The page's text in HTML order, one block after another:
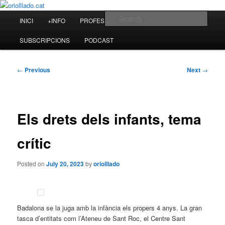
Skip
primary
contentoriolllado.cat
INICI +INFO PROFESSIONAL
SUBSCRIPCIONS PODCAST
Post
← Previous Next →
Els drets dels infants, tema
crític
Posted onJuly 20, 2023byoriolllado
Badalona se la juga amb la infància els propers 4 anys. La gran
tasca d’entitats com l’Ateneu de Sant Roc, el Centre Sant